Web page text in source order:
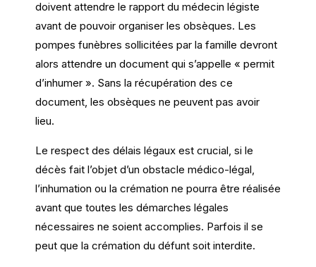
doivent attendre le rapport du médecin légiste
avant de pouvoir organiser les obsèques. Les
pompes funèbres sollicitées par la famille devront
alors attendre un document qui s’appelle « permit
d’inhumer ». Sans la récupération des ce
document, les obsèques ne peuvent pas avoir
lieu.
Le respect des délais légaux est crucial, si le
décès fait l’objet d’un obstacle médico-légal,
l’inhumation ou la crémation ne pourra être réalisée
avant que toutes les démarches légales
nécessaires ne soient accomplies. Parfois il se
peut que la crémation du défunt soit interdite.